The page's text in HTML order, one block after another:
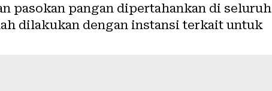
pasokan pangan dipertahankan di seluruh
dilakukan dengan instansi terkait untuk